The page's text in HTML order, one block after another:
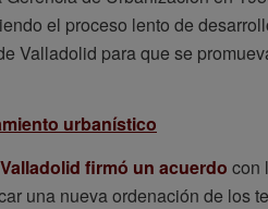
el proceso lento de
Valladolid para que se
urbanístico
firmó un acuerdo con
una nueva ordenación de los